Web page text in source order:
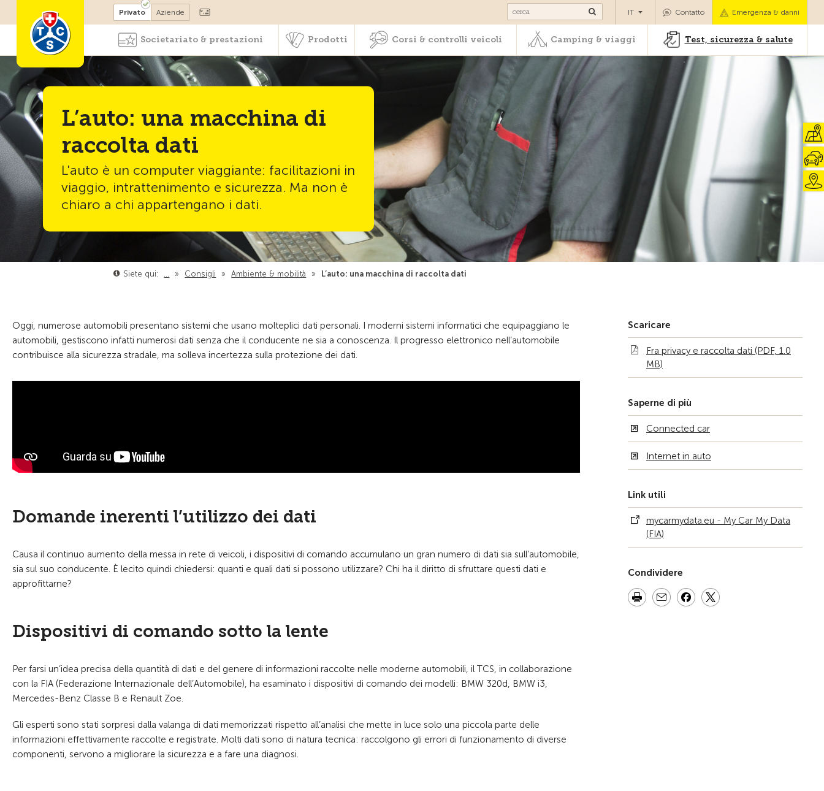
Diventare socio Corsi & controlli veicoli Camping & viaggi Test, sicurezza & salute
Privato Aziende Contatto Emergenza & danni
IT
Societariato & prestazioni Prodotti Corsi & controlli veicoli Camping & viaggi Test, sicurezza & salute
L’auto: una macchina di
raccolta dati
L'auto è un computer viaggiante: facilitazioni in
viaggio, intrattenimento e sicurezza. Ma non è
chiaro a chi appartengano i dati.
Siete qui: … » Consigli » Ambiente & mobilità » L’auto: una macchina di raccolta dati
Oggi, numerose automobili presentano sistemi che usano molteplici dati personali. I moderni sistemi informatici che equipaggiano le
automobili, gestiscono infatti numerosi dati senza che il conducente ne sia a conoscenza. Il progresso elettronico nell’automobile
contribuisce alla sicurezza stradale, ma solleva incertezza sulla protezione dei dati.
Domande inerenti l’utilizzo dei dati
Causa il continuo aumento della messa in rete di veicoli, i dispositivi di comando accumulano un gran numero di dati sia sull’automobile,
sia sul suo conducente. È lecito quindi chiedersi: quanti e quali dati si possono utilizzare? Chi ha il diritto di sfruttare questi dati e
approfittarne?
Dispositivi di comando sotto la lente
Per farsi un’idea precisa della quantità di dati e del genere di informazioni raccolte nelle moderne automobili, il TCS, in collaborazione
con la FIA (Federazione Internazionale dell’Automobile), ha esaminato i dispositivi di comando dei modelli: BMW 320d, BMW i3,
Mercedes-Benz Classe B e Renault Zoe.
Gli esperti sono stati sorpresi dalla valanga di dati memorizzati rispetto all’analisi che mette in luce solo una piccola parte delle
informazioni effettivamente raccolte e registrate. Molti dati sono di natura tecnica: raccolgono gli errori di funzionamento di diverse
componenti, servono a migliorare la sicurezza e a fare una diagnosi.
Scaricare
Fra privacy e raccolta dati (PDF, 1.0
MB)
Saperne di più
Connected car
Internet in auto
Link utili
mycarmydata.eu - My Car My Data
(FIA)
Condividere